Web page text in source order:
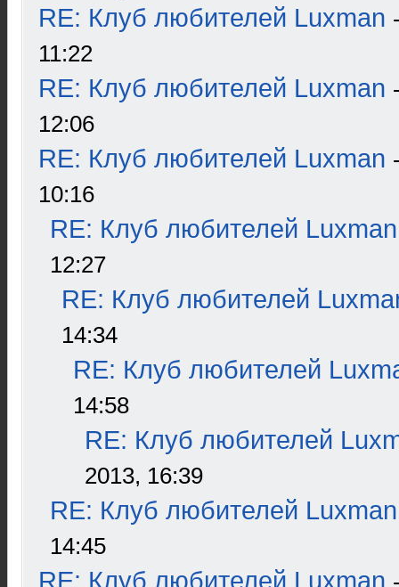
RE: Клуб любителей Luxman
11:22
RE: Клуб любителей Luxman
12:06
RE: Клуб любителей Luxman
10:16
RE: Клуб любителей Luxman
12:27
RE: Клуб любителей
14:34
RE: Клуб любителей
14:58
RE: Клуб любителей
2013, 16:39
RE: Клуб любителей Luxman
14:45
RE: Клуб любителей Luxman